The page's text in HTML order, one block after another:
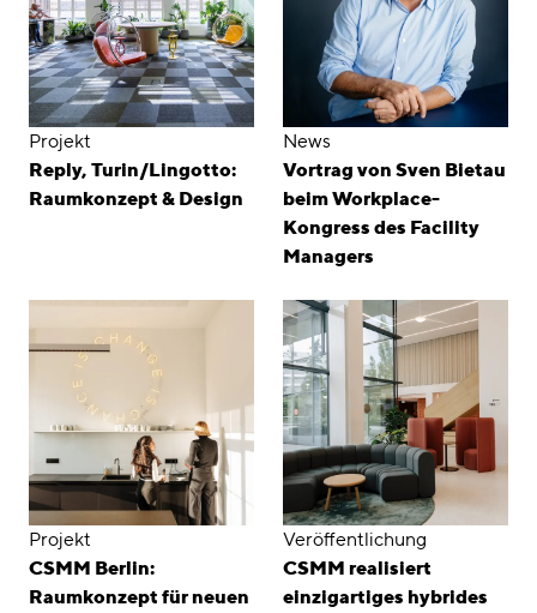
Projekt
Reply, Turin/Lingotto:
Raumkonzept & Design
News
Vortrag von Sven Bietau
beim Workplace-
Kongress des Facility
Managers
Projekt
CSMM Berlin:
Raumkonzept für neuen
Veröffentlichung
CSMM realisiert
einzigartiges hybrides